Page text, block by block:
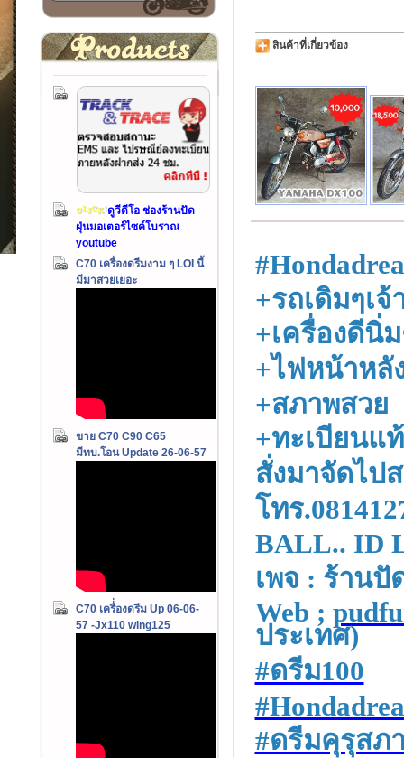
ดูวีดีโอ ช่องร้านปัด
ฝุ่นมอเตอร์ไซค์โบราณ
youtube
C70 เครื่องดรีมงาม ๆ LOI นี้
มีมาสวยเยอะ
ขาย C70 C90 C65
มีทบ.โอน Update 26-06-57
C70 เครื่่องดรีม Up 06-06-
57 -Jx110 wing125
สินค้าที่เกี่ยวข้อง
+รถเดิมๆเ
+เครื่องดีนิ่
+ไฟหน้าหลั
+สภาพสวย
+ทะเบียนแ
สั่งมาจัดไป
โทร
BALL.. ID
เพจ : ร้าน
Web ;
ประเทศ)
#ดรีม100
#ดรีมคุรุสภ